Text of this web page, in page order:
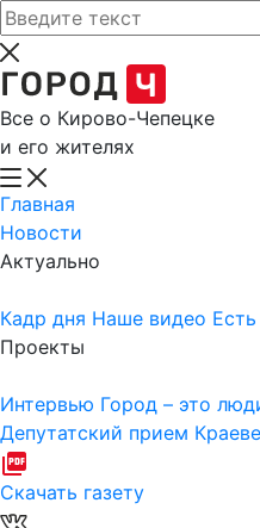
Все о Кирово-Чепецке
и его жителях
Главная
Новости
Актуально
Кадр дня Наше видео
Проекты
Интервью Город – это
Депутатский прием
Скачать газету